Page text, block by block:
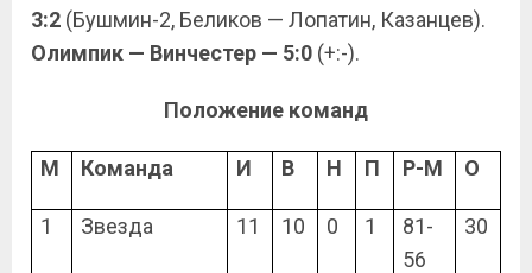
3:2 (Бушмин-2, Беликов — Лопатин, Казанцев).
Олимпик — Винчестер — 5:0 (+:-).
Положение команд
М Команда И В Н П Р-М О
1 Звезда 11 10 0 1
81-
56
30